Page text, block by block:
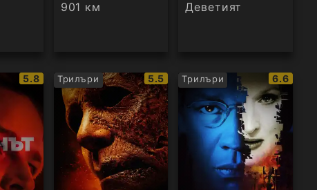
901 км Деветият
IMDb
рейтинг:
5.8 Трилъри
IMDb
рейтинг:
5.5 Трилъри
IMDb
6.6